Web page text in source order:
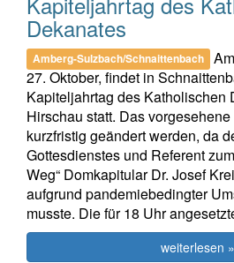
Dekanates
Amberg-Sulzbach/Schnaittenbach
27. Oktober, findet in
Kapiteljahrtag des Katholischen
Hirschau statt. Das
kurzfristig geändert werden, da
Gottesdienstes und Referent
Weg“ Domkapitular Dr. Josef
aufgrund pandemiebedingter
musste. Die für 18 Uhr
weiterlesen »